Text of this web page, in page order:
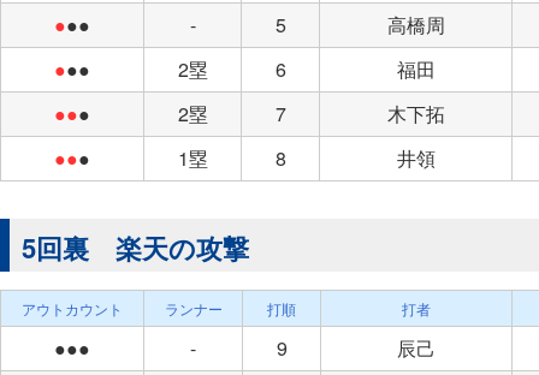
●●● - 5
高橋周
●●● 2塁 6
福田
●●● 2塁 7
木下拓
●●● 1塁 8 井領
5回裏 楽天の攻撃
アウトカウント ランナー 打順 打者
●●● - 9
辰己